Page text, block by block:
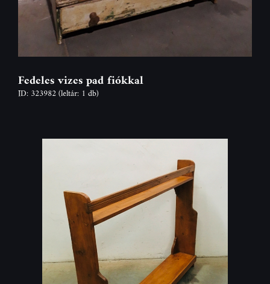
Fedeles vizes pad fiókkal
ID: 323982(leltár: 1 db)